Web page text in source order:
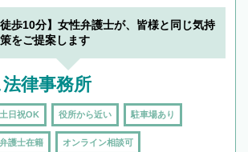
19時以降TEL可の条件
を加えて再検索
徒歩10分】女性弁護士が、皆様と同じ気持
をご提案します
律事務所
土日祝OK 役所から近い 駐車場あり
護士在籍 オンライン相談可